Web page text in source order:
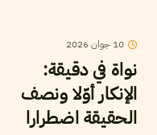
10 جوان2026
نواة في دقيقة:
الإنكار أوّلا ونصف
الحقيقة اضطرارا